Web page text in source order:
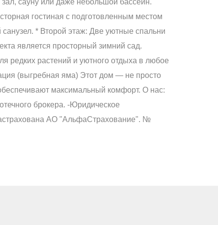
сауну или даже небольшой бассейн.
гостиная с подготовленным местом
* Второй этаж: Две уютные спальни
является просторный зимний сад.
редких растений и уютного отдыха в любое
(выгребная яма) Этот дом — не просто
максимальный комфорт. О нас:
брокера. -Юридическое
АО "АльфаСтрахование". №